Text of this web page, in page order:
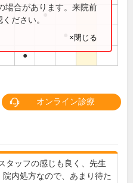
●
●
場合があります。来院前
ださい。
×閉じる
オンライン診療
タッフの感じも良く、先生
内処方なので、あまり待た